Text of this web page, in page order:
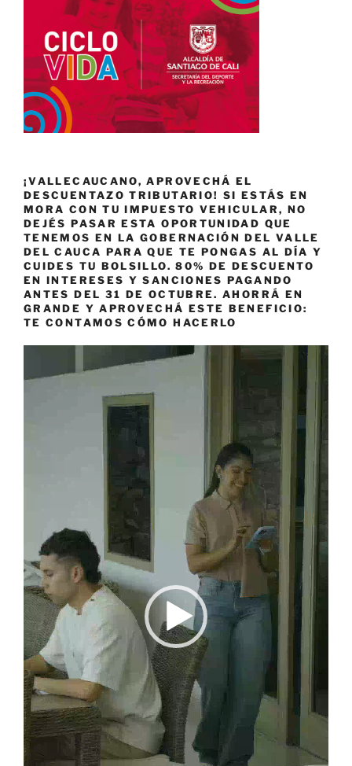
¡VALLECAUCANO, APROVECHÁ EL
DESCUENTAZO TRIBUTARIO! SI ESTÁS EN
MORA CON TU IMPUESTO VEHICULAR, NO
DEJÉS PASAR ESTA OPORTUNIDAD QUE
TENEMOS EN LA GOBERNACIÓN DEL VALLE
DEL CAUCA PARA QUE TE PONGAS AL DÍA Y
CUIDES TU BOLSILLO. 80% DE DESCUENTO
EN INTERESES Y SANCIONES PAGANDO
ANTES DEL 31 DE OCTUBRE. AHORRÁ EN
GRANDE Y APROVECHÁ ESTE BENEFICIO:
TE CONTAMOS CÓMO HACERLO